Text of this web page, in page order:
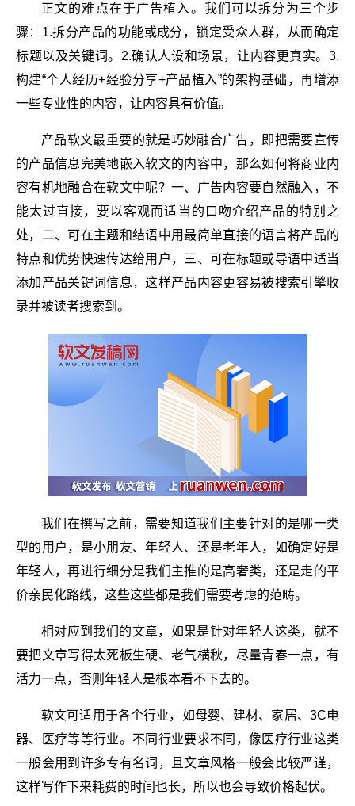
正文的难点在于广告植入。我们可以拆分为三个步
骤：1.拆分产品的功能或成分，锁定受众人群，从而确定
标题以及关键词。2.确认人设和场景，让内容更真实。3.
构建“个人经历+经验分享+产品植入”的架构基础，再增添
一些专业性的内容，让内容具有价值。
产品软文最重要的就是巧妙融合广告，即把需要宣传
的产品信息完美地嵌入软文的内容中，那么如何将商业内
容有机地融合在软文中呢？一、广告内容要自然融入，不
能太过直接，要以客观而适当的口吻介绍产品的特别之
处，二、可在主题和结语中用最简单直接的语言将产品的
特点和优势快速传达给用户，三、可在标题或导语中适当
添加产品关键词信息，这样产品内容更容易被搜索引擎收
录并被读者搜索到。
我们在撰写之前，需要知道我们主要针对的是哪一类
型的用户，是小朋友、年轻人、还是老年人，如确定好是
年轻人，再进行细分是我们主推的是高奢类，还是走的平
价亲民化路线，这些这些都是我们需要考虑的范畴。
相对应到我们的文章，如果是针对年轻人这类，就不
要把文章写得太死板生硬、老气横秋，尽量青春一点，有
活力一点，否则年轻人是根本看不下去的。
软文可适用于各个行业，如母婴、建材、家居、3C电
器、医疗等等行业。不同行业要求不同，像医疗行业这类
一般会用到许多专有名词，且文章风格一般会比较严谨，
这样写作下来耗费的时间也长，所以也会导致价格起伏。